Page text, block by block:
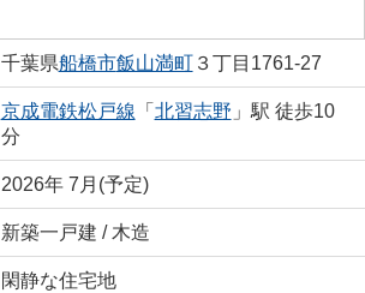
千葉県船橋市飯山満町３丁目1761-27
京成電鉄松戸線 「 北習志野 」駅 徒歩10
分
2026年 7月(予定)
新築一戸建 / 木造
閑静な住宅地